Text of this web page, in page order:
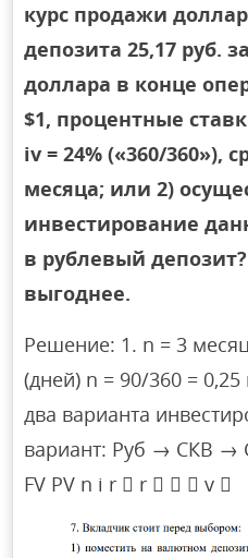
курс продажи
депозита 25,17 руб.
доллара в конце
$1, процентные
iv = 24% («360/360»),
месяца; или 2)
инвестирование
в рублевый
выгоднее.
Решение: 1. n = 3
(дней) n = 90/360 =
два варианта
вариант: Руб → СКВ →
FV PV n i r  r    v 